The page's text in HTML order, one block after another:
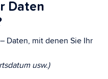
Daten
– Daten, mit denen Sie Ihr
usw.)